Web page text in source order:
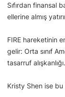
Sıfırdan finansal
ellerine almış
FIRE hareketinin
gelir: Orta sınıf
tasarruf alışkanlığı.
Kristy Shen ise bu